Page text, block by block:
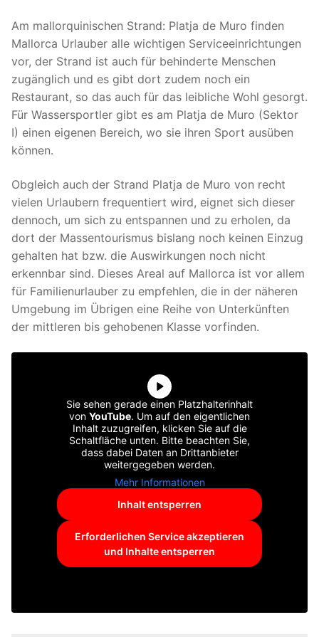
Am mallorquinischen Strand: Platja de Muro finden
Mallorca Urlauber alle wichtigen Serviceeinrichtungen
vor, der Strand ist auch für behinderte Menschen
zugänglich und es gibt dort zudem noch ein
Restaurant, so das auch für das leibliche Wohl gesorgt.
Für Wassersportler gibt es am Platja de Muro (Sektor
I) einen eigenen Bereich, wo sie ihren Sport ausüben
können.
Obgleich auch der Strand Platja de Muro von recht
vielen Urlaubern frequentiert wird, eignet sich dieser
dennoch, um sich zu entspannen und zu erholen, da
dort der Massentourismus bislang noch keinen Einzug
gehalten hat bzw. die Auswirkungen noch nicht
erkennbar sind. Dieses Areal auf Mallorca ist vor allem
für Familienurlauber zu empfehlen, die in der näheren
Umgebung im Übrigen eine Reihe von Unterkünften
der mittleren bis gehobenen Klasse vorfinden.
Sie sehen gerade einen Platzhalterinhalt
von YouTube. Um auf den eigentlichen
Inhalt zuzugreifen, klicken Sie auf die
Schaltfläche unten. Bitte beachten Sie,
dass dabei Daten an Drittanbieter
weitergegeben werden.
Mehr Informationen
Inhalt entsperren
Erforderlichen Service akzeptieren
und Inhalte entsperren